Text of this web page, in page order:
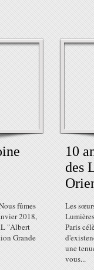
fûmes
2018,
"Albert
Grande
10
des
Les
Paris
une
vous...